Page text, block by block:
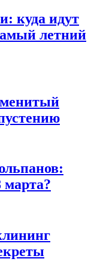
куда идут
летний
марта?